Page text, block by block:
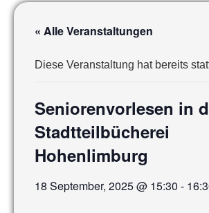
« Alle Veranstaltungen
Diese Veranstaltung hat bereits
Seniorenvorlesen in
Stadtteilbücherei
Hohenlimburg
18 September, 2025 @ 15:30 -